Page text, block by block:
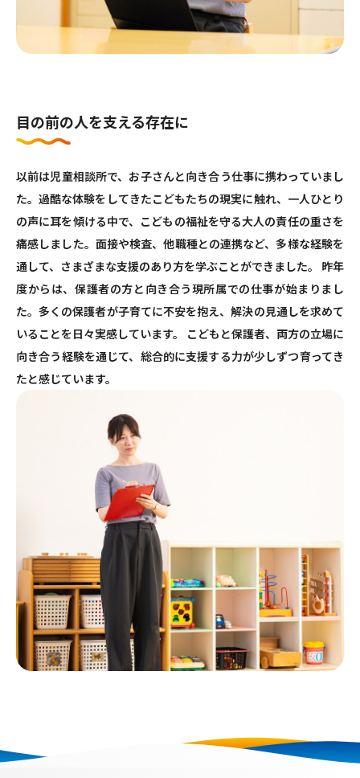
目の前の人を支える存在に
以前は児童相談所で、お子さんと向き合う仕事に携わっていまし
た。過酷な体験をしてきたこどもたちの現実に触れ、一人ひとり
の声に耳を傾ける中で、こどもの福祉を守る大人の責任の重さを
痛感しました。面接や検査、他職種との連携など、多様な経験を
通して、さまざまな支援のあり方を学ぶことができました。 昨年
度からは、保護者の方と向き合う現所属での仕事が始まりまし
た。多くの保護者が子育てに不安を抱え、解決の見通しを求めて
いることを日々実感しています。 こどもと保護者、両方の立場に
向き合う経験を通じて、総合的に支援する力が少しずつ育ってき
たと感じています。